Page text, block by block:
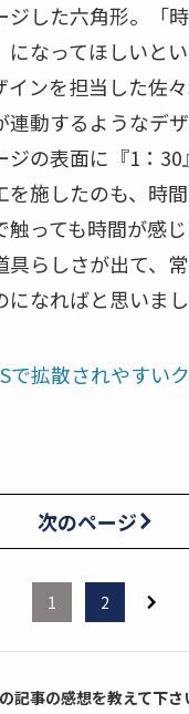
ジした六角形。「
になってほしいと
インを担当した佐
連動するようなデ
ジの表面に『1：30
を施したのも、時
っても時間が感じ
らしさが出て、
なればと思いまし
で拡散されやすい
次のページ
1 2
記事の感想を教えて下さ